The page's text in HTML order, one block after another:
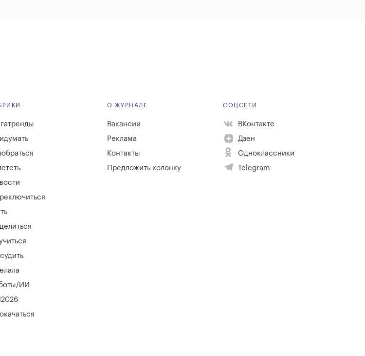
ИИ
О ЖУРНАЛЕ
Вакансии
Реклама
Контакты
Предложить колонку
СОЦСЕТИ
ВКонтакте
Дзен
Одноклассники
Telegram